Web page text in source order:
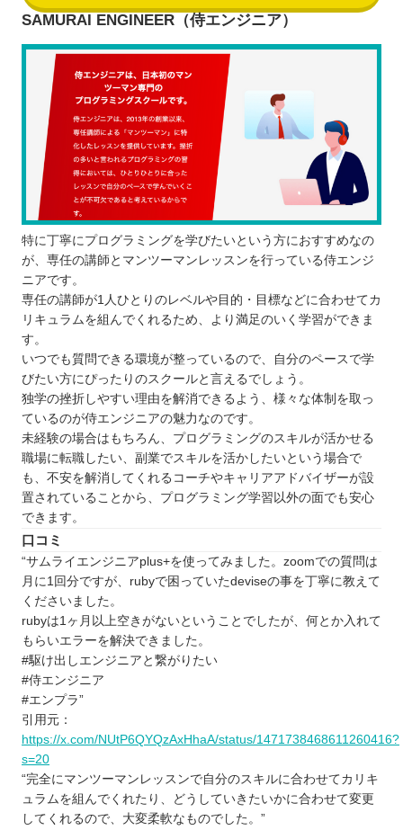
SAMURAI ENGINEER（侍エンジニア）
特に丁寧にプログラミングを学びたいという方におすすめなの
が、専任の講師とマンツーマンレッスンを行っている侍エンジ
ニアです。
専任の講師が1人ひとりのレベルや目的・目標などに合わせてカ
リキュラムを組んでくれるため、より満足のいく学習ができま
す。
いつでも質問できる環境が整っているので、自分のペースで学
びたい方にぴったりのスクールと言えるでしょう。
独学の挫折しやすい理由を解消できるよう、様々な体制を取っ
ているのが侍エンジニアの魅力なのです。
未経験の場合はもちろん、プログラミングのスキルが活かせる
職場に転職したい、副業でスキルを活かしたいという場合で
も、不安を解消してくれるコーチやキャリアアドバイザーが設
置されていることから、プログラミング学習以外の面でも安心
できます。
口コミ
“サムライエンジニアplus+を使ってみました。zoomでの質問は
月に1回分ですが、rubyで困っていたdeviseの事を丁寧に教えて
くださいました。
rubyは1ヶ月以上空きがないということでしたが、何とか入れて
もらいエラーを解決できました。
#駆け出しエンジニアと繋がりたい
#侍エンジニア
#エンプラ”
引用元：
https://x.com/NUtP6QYQzAxHhaA/status/1471738468611260416?
s=20
“完全にマンツーマンレッスンで自分のスキルに合わせてカリキ
ュラムを組んでくれたり、どうしていきたいかに合わせて変更
してくれるので、大変柔軟なものでした。”